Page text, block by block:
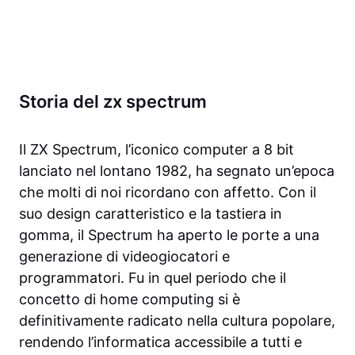
Storia del zx spectrum
Il ZX Spectrum, l’iconico computer a 8 bit
lanciato nel lontano 1982, ha segnato un’epoca
che molti di noi ricordano con affetto. Con il
suo design caratteristico e la tastiera in
gomma, il Spectrum ha aperto le porte a una
generazione di videogiocatori e
programmatori. Fu in quel periodo che il
concetto di home computing si è
definitivamente radicato nella cultura popolare,
rendendo l’informatica accessibile a tutti e